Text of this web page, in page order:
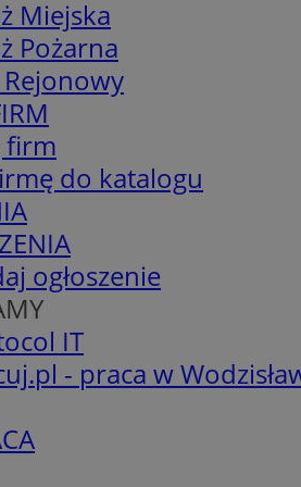
Miejska
Pożarna
Rejonowy
firm
do katalogu
ogłoszenie
IT
- praca w